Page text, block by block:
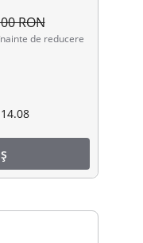
RON
de reducere